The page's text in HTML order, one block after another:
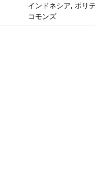
インドネシア, ポリ
コモンズ